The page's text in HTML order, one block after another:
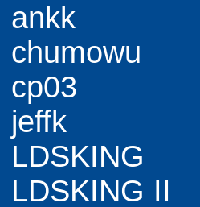
ankk
chumowu
cp03
jeffk
LDSKING
LDSKING II